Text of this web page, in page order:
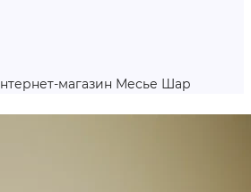
магазин Месье Шар